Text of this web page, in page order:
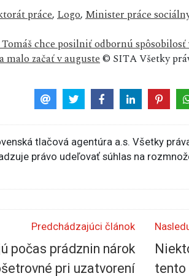
práce,Logo,Minister práce
chce posilniť odbornú
malo začať v auguste© SITA Všetky
tlačová agentúra a.s. Všetky
právo udeľovať súhlas na
Predchádzajúci článok
počas prádznin nárok
pri uzatvorení
tento